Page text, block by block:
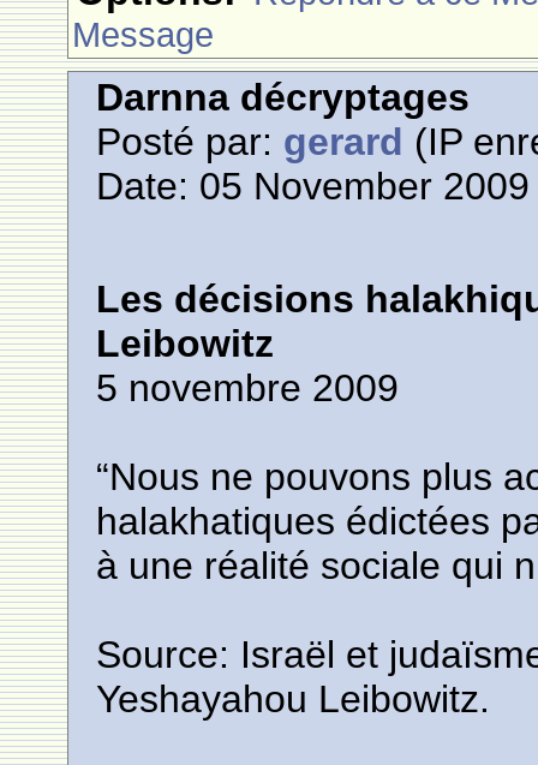
Message
Darnna décryptages
Posté par: gerard (IP
Date: 05 November
Les décisions
Leibowitz
5 novembre 2009
“Nous ne pouvons plus
halakhatiques édictées
à une réalité sociale qui
Source: Israël et
Yeshayahou Leibowitz.